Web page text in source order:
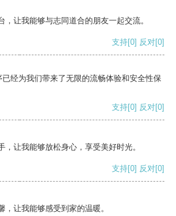
，让我能够与志同道合的朋友一起交流。
支持[0] 反对[0]
经为我们带来了无限的流畅体验和安全性保
支持[0] 反对[0]
，让我能够放松身心，享受美好时光。
支持[0] 反对[0]
，让我能够感受到家的温暖。